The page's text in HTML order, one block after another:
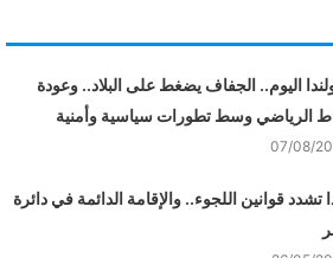
اليوم.. الجفاف يضغط على البلاد.. وعودة
الرياضي وسط تطورات سياسية وأمنية
07/08/
تشدد قوانين اللجوء.. والإقامة الدائمة في دائرة